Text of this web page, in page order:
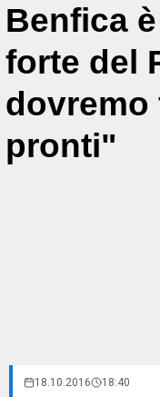
Benfica
forte del
dovremo
pronti"
18.10.2016 18:40